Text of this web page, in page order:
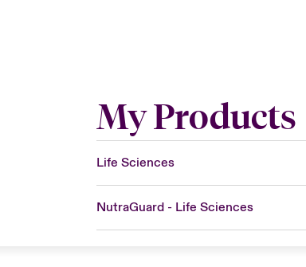
My Products
Life Sciences
NutraGuard - Life Sciences